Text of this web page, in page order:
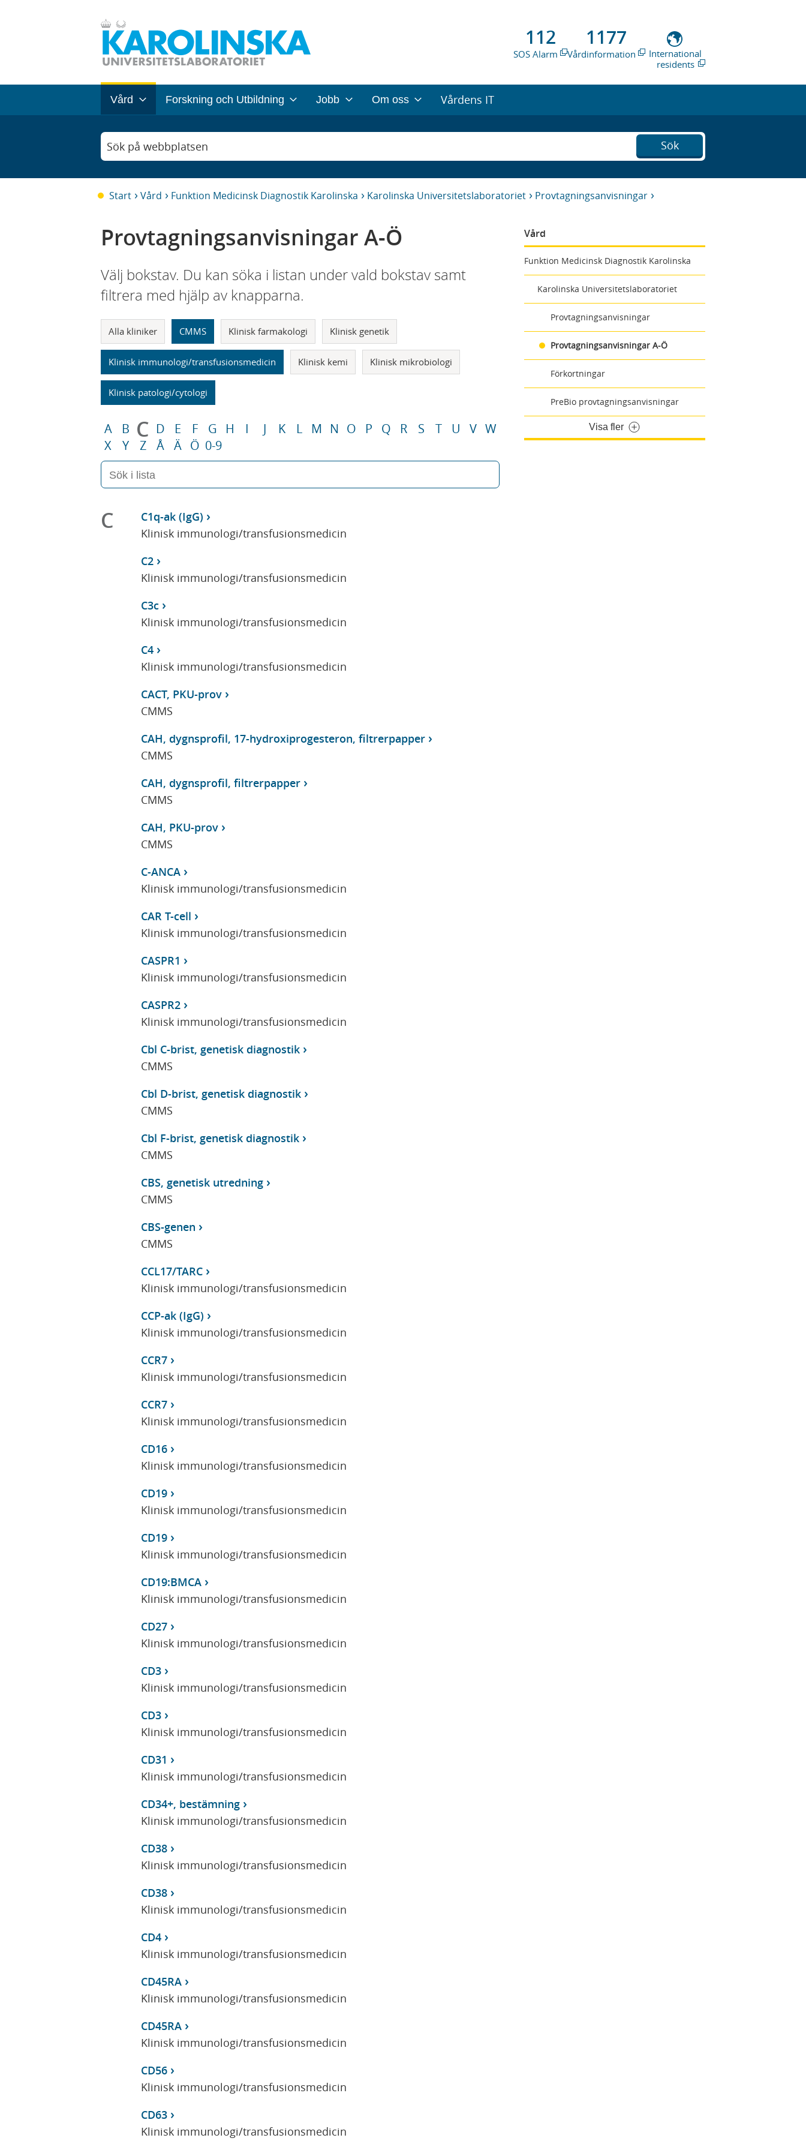
112
SOS Alarm
1177
Vårdinformation
International
residents
Vård Forskning och Utbildning Jobb Om oss Vårdens IT
Sök på webbplatsen Sök
Start Vård Funktion Medicinsk Diagnostik Karolinska Karolinska Universitetslaboratoriet Provtagningsanvisningar
Vård
Funktion Medicinsk Diagnostik Karolinska
Karolinska Universitetslaboratoriet
Provtagningsanvisningar
Provtagningsanvisningar A-Ö
Förkortningar
PreBio provtagningsanvisningar
Visa fler
Provtagningsanvisningar A-Ö
Välj bokstav. Du kan söka i listan under vald bokstav samt
filtrera med hjälp av knapparna.
Alla kliniker CMMS Klinisk farmakologi Klinisk genetik
Klinisk immunologi/transfusionsmedicin Klinisk kemi Klinisk mikrobiologi
Klinisk patologi/cytologi
A B C D E F G H I J K L M N O P Q R S T U V W
X
Y Z Å Ä Ö 0-9
C
C1q-ak (IgG)
Klinisk immunologi/transfusionsmedicin
C2
Klinisk immunologi/transfusionsmedicin
C3c
Klinisk immunologi/transfusionsmedicin
C4
Klinisk immunologi/transfusionsmedicin
CACT, PKU-prov
CMMS
CAH, dygnsprofil, 17-hydroxiprogesteron, filtrerpapper
CMMS
CAH, dygnsprofil, filtrerpapper
CMMS
CAH, PKU-prov
CMMS
C-ANCA
Klinisk immunologi/transfusionsmedicin
CAR T-cell
Klinisk immunologi/transfusionsmedicin
CASPR1
Klinisk immunologi/transfusionsmedicin
CASPR2
Klinisk immunologi/transfusionsmedicin
Cbl C-brist, genetisk diagnostik
CMMS
Cbl D-brist, genetisk diagnostik
CMMS
Cbl F-brist, genetisk diagnostik
CMMS
CBS, genetisk utredning
CMMS
CBS-genen
CMMS
CCL17/TARC
Klinisk immunologi/transfusionsmedicin
CCP-ak (IgG)
Klinisk immunologi/transfusionsmedicin
CCR7
Klinisk immunologi/transfusionsmedicin
CCR7
Klinisk immunologi/transfusionsmedicin
CD16
Klinisk immunologi/transfusionsmedicin
CD19
Klinisk immunologi/transfusionsmedicin
CD19
Klinisk immunologi/transfusionsmedicin
CD19:BMCA
Klinisk immunologi/transfusionsmedicin
CD27
Klinisk immunologi/transfusionsmedicin
CD3
Klinisk immunologi/transfusionsmedicin
CD3
Klinisk immunologi/transfusionsmedicin
CD31
Klinisk immunologi/transfusionsmedicin
CD34+, bestämning
Klinisk immunologi/transfusionsmedicin
CD38
Klinisk immunologi/transfusionsmedicin
CD38
Klinisk immunologi/transfusionsmedicin
CD4
Klinisk immunologi/transfusionsmedicin
CD45RA
Klinisk immunologi/transfusionsmedicin
CD45RA
Klinisk immunologi/transfusionsmedicin
CD56
Klinisk immunologi/transfusionsmedicin
CD63
Klinisk immunologi/transfusionsmedicin